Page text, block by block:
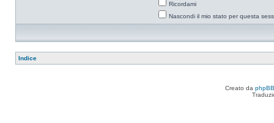
Ricordami
Nascondi il mio stato per questa
Indice
Creato da phpBB